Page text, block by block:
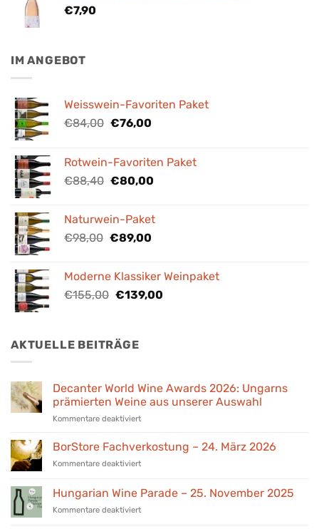
€7,90
IM ANGEBOT
Weisswein-Favoriten Paket
€84,00 Ursprünglicher
€84,00
€76,00Aktueller
€76,00.
Rotwein-Favoriten Paket
€88,40 Ursprünglicher
€88,40
€80,00Aktueller
€80,00.
Naturwein-Paket
€98,00 Ursprünglicher
€98,00
€89,00Aktueller
€89,00.
Moderne Klassiker Weinpaket
€155,00 Ursprünglicher
€155,00
€139,00Aktueller
AKTUELLE BEITRÄGE
Decanter World Wine Awards 2026: Ungarns
prämierten Weine aus unserer Auswahl
Kommentare deaktiviertfür
World
Awards
Ungarns
Weine
BorStore Fachverkostung – 24. März 2026
Kommentare deaktiviertfür
Fachverkostung
–
24.
Hungarian Wine Parade – 25. November 2025
Kommentare deaktiviertfür